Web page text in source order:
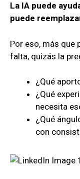
La IA puede
puede
Por eso, más que
falta, quizás la
¿Qué
¿Qué
necesita
¿Qué
con